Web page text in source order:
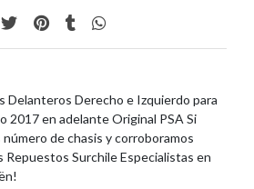
Delanteros Derecho e Izquierdo para
2017 en adelante Original PSA Si
de chasis y corroboramos
Repuestos Surchile Especialistas en